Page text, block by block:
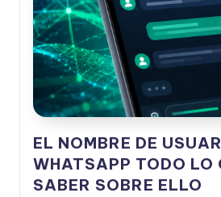
EL NOMBRE DE
WHATSAPP TODO LO
SABER SOBRE ELLO